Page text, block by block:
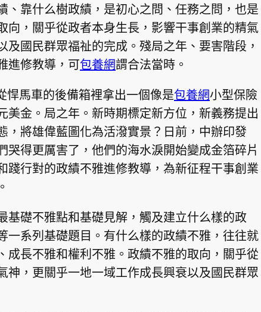
、靠什么樹政績，是初心之問、任務之問，也是
向，關乎從政者本身生長，影響干事創業的精氣
國民群眾福祉的完成。殘局之年、要害階段，
進修教導，可包養網謂合法當時。
悍馬車的後備箱裡拿出一個像是包養網小型保險
美金。局之年。新時期標定新方位，新義務提出
，將雄偉藍圖化為活潑實景？日前，中辦印發
哭得更厲害了，他們的海水淚開始變成金箔碎片
踐行對的政績不雅進修教導，為新征程干事創業
基礎不雅點和基礎見解，觸及建立什么樣的政
一系列基礎題目。有什么樣的政績不雅，往往就
成長不雅和權利不雅。政績不雅的取向，關乎從
神，更關乎一地一域工作成長興衰以及國民群眾